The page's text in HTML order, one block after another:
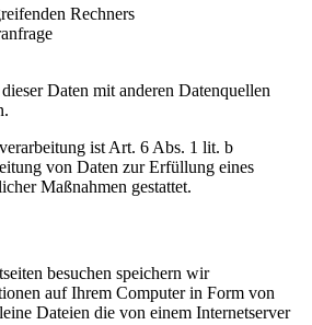
Rechners
Daten mit anderen Datenquellen
ist Art. 6 Abs. 1 lit. b
von Daten zur Erfüllung eines
Maßnahmen gestattet.
besuchen speichern wir
auf Ihrem Computer in Form von
Dateien die von einem Internetserver